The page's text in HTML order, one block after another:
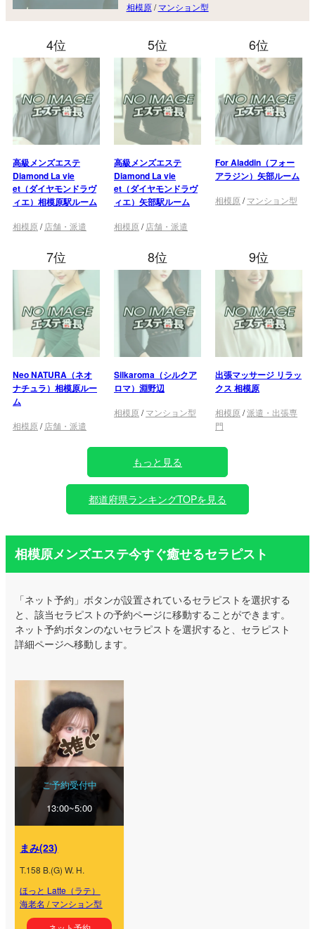
相模原/マンション型
4位
高級メンズエステ
Diamond La vie
et（ダイヤモンドラヴ
ィエ）相模原駅ルーム
相模原 / 店舗・派遣
5位
高級メンズエステ
Diamond La vie
et（ダイヤモンドラヴ
ィエ）矢部駅ルーム
相模原 / 店舗・派遣
6位
For Aladdin（フォー
アラジン）矢部ルーム
相模原 /マンション型
7位
Neo NATURA（ネオ
ナチュラ）相模原ルー
ム
相模原 / 店舗・派遣
8位
Silkaroma（シルクア
ロマ）淵野辺
相模原 /マンション型
9位
出張マッサージ リラッ
クス 相模原
相模原 /派遣・出張専
門
もっと見る
都道府県ランキングTOPを見る
相模原メンズエステ今すぐ癒せるセラピスト
「ネット予約」ボタンが設置されているセラピストを選択する
と、該当セラピストの予約ページに移動することができます。
ネット予約ボタンのないセラピストを選択すると、セラピスト
詳細ページへ移動します。
ご予約受付中
13:00~5:00
まみ(23)
T.158 B.(G) W. H.
ほっと Latte（ラテ）
海老名 /マンション型